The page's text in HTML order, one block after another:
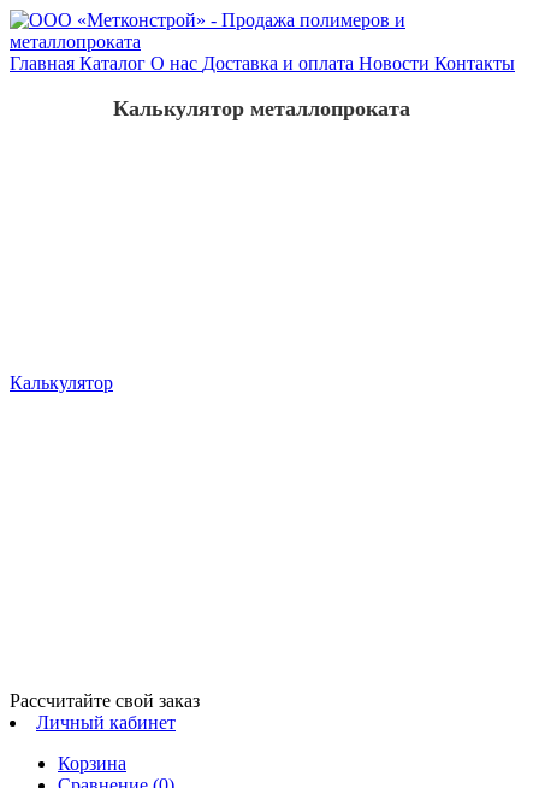
Главная Каталог О нас Доставка и оплата Новости Контакты
Калькулятор
Калькулятор металлопроката
Рассчитайте свой заказ
Личный кабинет
Корзина